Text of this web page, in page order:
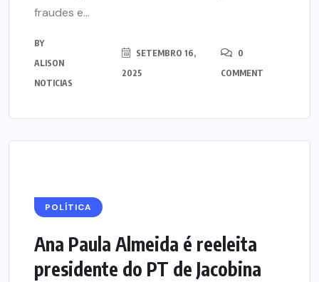
fraudes e...
BY
ALISON
NOTICIAS
SETEMBRO 16,
2025
0
COMMENT
POLÍTICA
Ana Paula Almeida é reeleita
presidente do PT de Jacobina